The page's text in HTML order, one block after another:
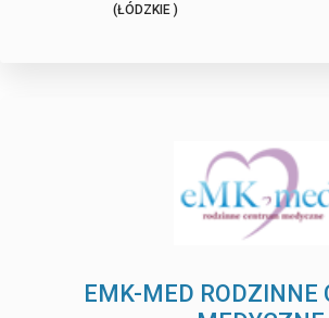
(ŁÓDZKIE )
EMK-MED RODZINNE